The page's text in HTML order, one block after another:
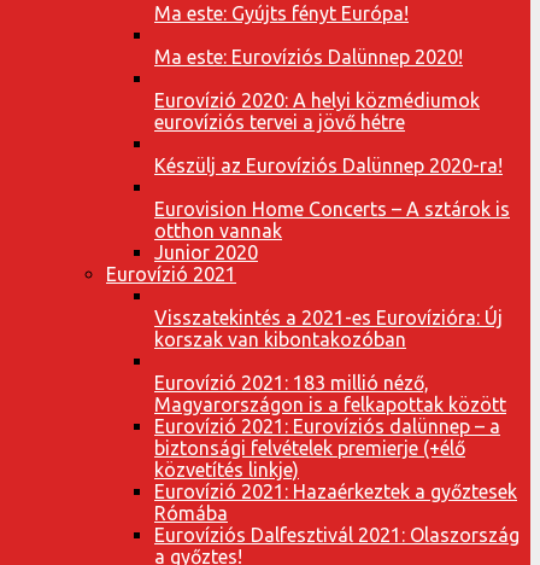
Ma este: Gyújts fényt Európa!
Ma este: Eurovíziós Dalünnep 2020!
Eurovízió 2020: A helyi közmédiumok
eurovíziós tervei a jövő hétre
Készülj az Eurovíziós Dalünnep 2020-ra!
Eurovision Home Concerts – A sztárok is
otthon vannak
Junior 2020
Eurovízió 2021
Visszatekintés a 2021-es Eurovízióra: Új
korszak van kibontakozóban
Eurovízió 2021: 183 millió néző,
Magyarországon is a felkapottak között
Eurovízió 2021: Eurovíziós dalünnep – a
biztonsági felvételek premierje (+élő
közvetítés linkje)
Eurovízió 2021: Hazaérkeztek a győztesek
Rómába
Eurovíziós Dalfesztivál 2021: Olaszország
a győztes!